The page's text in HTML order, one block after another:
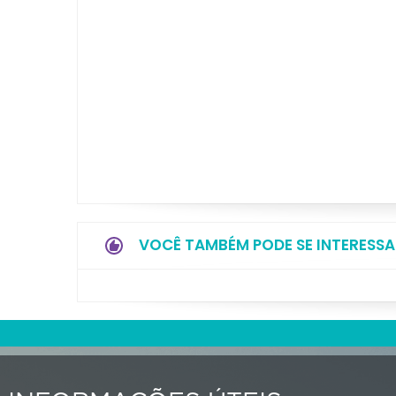
VOCÊ TAMBÉM PODE SE